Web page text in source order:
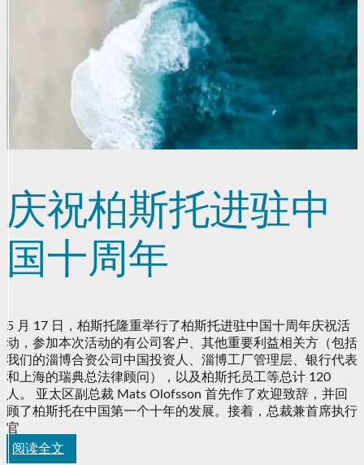
庆祝柏斯托进驻中
国十周年
5 月 17 日，柏斯托隆重举行了柏斯托进驻中国十周年庆祝活
动，参加本次活动的有公司客户、其他重要利益相关方（包括
我们的淄博合资公司中国投资人、淄博工厂管理层、银行代表
和上海的瑞典总法律顾问），以及柏斯托员工等总计 120
人。 亚太区副总裁 Mats Olofsson 首先作了欢迎致辞，并回
顾了柏斯托在中国第一个十年的发展。接着，总裁兼首席执行
官
阅读全文